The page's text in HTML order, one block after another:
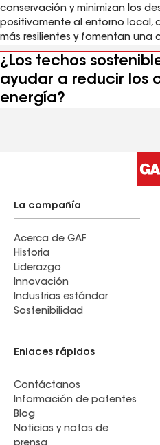
conservación y minimizan los
positivamente al entorno local,
más resilientes y fomentan una
¿Los techos
ayudar a reducir los
energía?
La compañía
Acerca de GAF
Historia
Liderazgo
Innovación
Industrias estándar
Sostenibilidad
Enlaces rápidos
Contáctanos
Información de patentes
Blog
Noticias y notas de